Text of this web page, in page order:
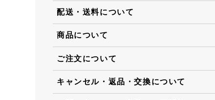
配送・送料について
商品について
ご注文について
キャンセル・返品・交換について